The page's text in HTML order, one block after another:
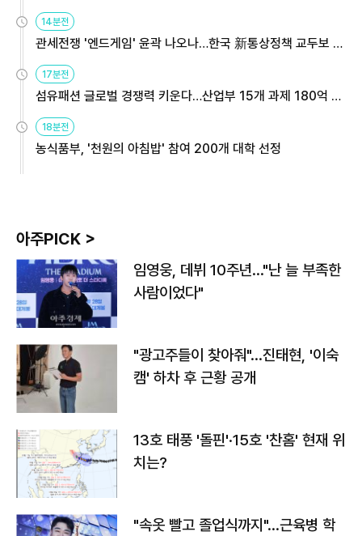
14분전
관세전쟁 '엔드게임' 윤곽 나오나…한국 新통상정책 교두보 활
용해야
17분전
섬유패션 글로벌 경쟁력 키운다…산업부 15개 과제 180억 지
원
18분전
농식품부, '천원의 아침밥' 참여 200개 대학 선정
아주PICK >
임영웅, 데뷔 10주년…"난 늘 부족한
사람이었다"
"광고주들이 찾아줘"…진태현, '이숙
캠' 하차 후 근황 공개
13호 태풍 '돌핀'·15호 '찬홈' 현재 위
치는?
"속옷 빨고 졸업식까지"…근육병 학